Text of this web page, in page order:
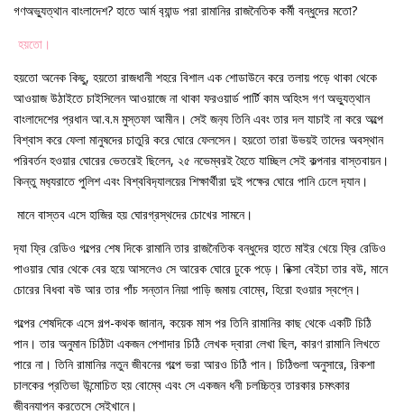
গণঅভ‍্যুত্থান বাংলাদেশ? হাতে আর্ম ব‍্যান্ড পরা রামানির রাজনৈতিক কর্মী বন্ধুদের মতো?
হয়তো।
হয়তো অনেক কিছু, হয়তো রাজধানী শহরে বিশাল এক শোডাউনে করে তলায় পড়ে থাকা থেকে
আওয়াজ উঠাইতে চাইসিলেন আওয়াজে না থাকা ফরওয়ার্ড পার্টি কাম অহিংস গণ অভ‍্যুত্থান
বাংলাদেশের প্রধান আ.ব.ম মুস্তফা আমীন। সেই জন‍্য তিনি এবং তার দল যাচাই না করে অল্পে
বিশ্বাস করে ফেলা মানুষদের চাতুরি করে ঘোরে ফেলসেন। হয়তো তারা উভয়ই তাদের অবস্থান
পরিবর্তন হওয়ার ঘোরের ভেতরেই ছিলেন, ২৫ নভেম্বরই হৈতে যাচ্ছিল সেই কল্পনার বাস্তবায়ন।
কিন্তু মধ‍্যরাতে পুলিশ এবং বিশ্ববিদ‍্যালয়ের শিক্ষার্থীরা দুই পক্ষের ঘোরে পানি ঢেলে দ‍্যান।
মানে বাস্তব এসে হাজির হয় ঘোরগ্রস্থদের চোখের সামনে।
দ‍্যা ফ্রি রেডিও গল্পের শেষ দিকে রামানি তার রাজনৈতিক বন্ধুদের হাতে মাইর খেয়ে ফ্রি রেডিও
পাওয়ার ঘোর থেকে বের হয়ে আসলেও সে আরেক ঘোরে ঢুকে পড়ে। রিক্সা বেইচা তার বউ, মানে
চোরের বিধবা বউ আর তার পাঁচ সন্তান নিয়া পাড়ি জমায় বোম্বে, হিরো হওয়ার স্বপ্নে।
গল্পের শেষদিকে এসে গল্প-কথক জানান, কয়েক মাস পর তিনি রামানির কাছ থেকে একটি চিঠি
পান। তার অনুমান চিঠিটা একজন পেশাদার চিঠি লেখক দ্বারা লেখা ছিল, কারণ রামানি লিখতে
পারে না। তিনি রামানির নতুন জীবনের গল্পে ভরা আরও চিঠি পান। চিঠিগুলা অনুসারে, রিকশা
চালকের প্রতিভা উন্মোচিত হয় বোম্বে এবং সে একজন ধনী চলচ্চিত্র তারকার চমৎকার
জীবনযাপন করতেসে সেইখানে।